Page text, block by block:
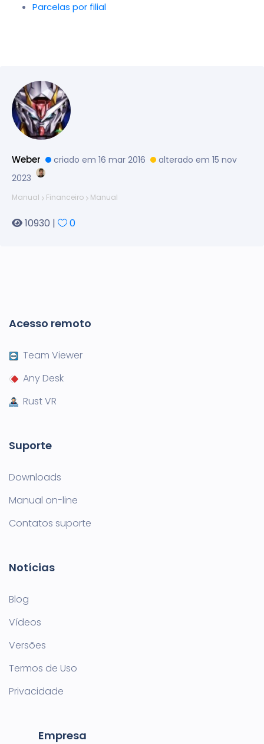
Parcelas por filial
Weber criado em 16 mar 2016
alterado em 15 nov
2023
Manual Financeiro Manual
10930 | 0
Acesso remoto
Team Viewer
Any Desk
Rust VR
Suporte
Downloads
Manual on-line
Contatos suporte
Notícias
Blog
Vídeos
Versões
Termos de Uso
Privacidade
Empresa